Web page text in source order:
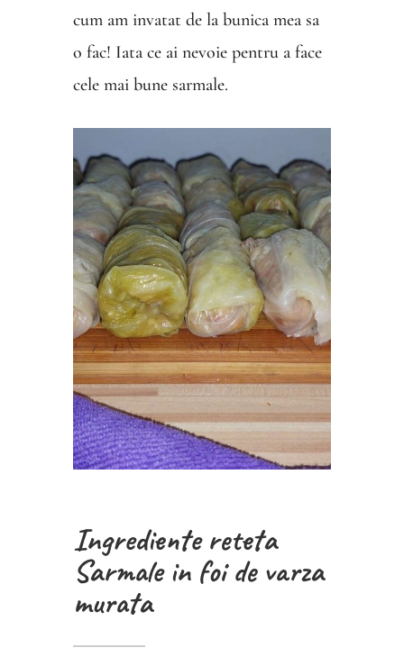
cum am invatat de la bunica mea sa
o fac! Iata ce ai nevoie pentru a face
cele mai bune sarmale.
Ingrediente reteta
Sarmale in foi de varza
murata